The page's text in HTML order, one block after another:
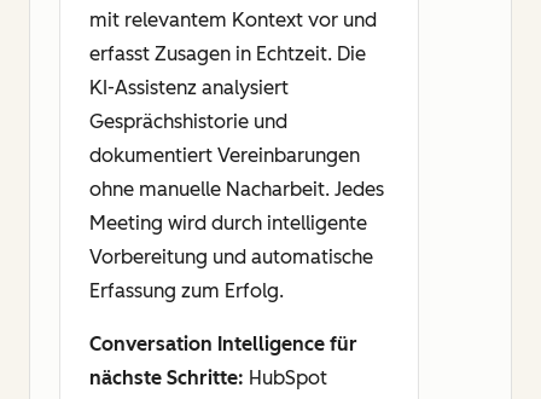
mit relevantem Kontext vor und
erfasst Zusagen in Echtzeit. Die
KI-Assistenz analysiert
Gesprächshistorie und
dokumentiert Vereinbarungen
ohne manuelle Nacharbeit. Jedes
Meeting wird durch intelligente
Vorbereitung und automatische
Erfassung zum Erfolg.
Conversation Intelligence für
nächste Schritte: HubSpot